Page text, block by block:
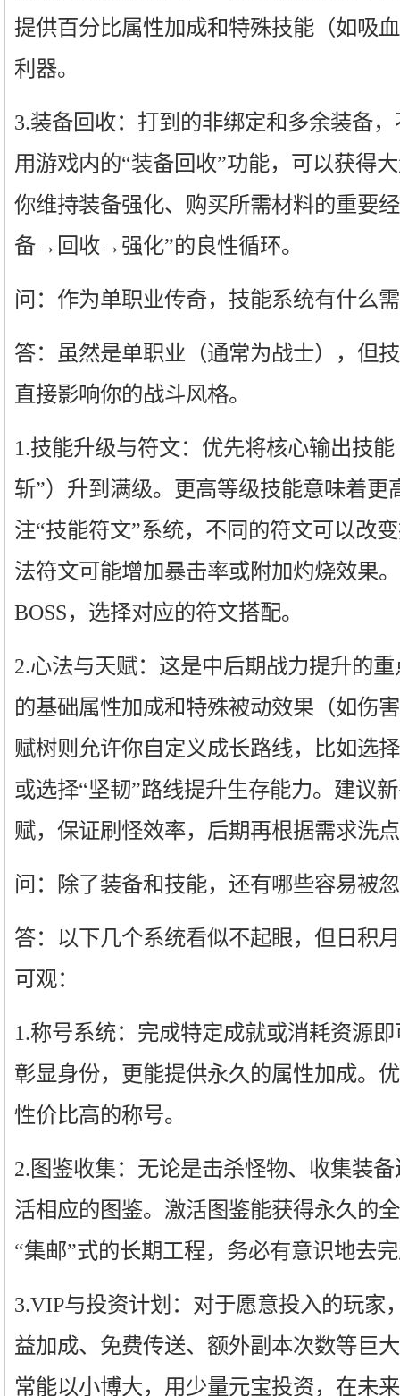
提供百分比属性加成和特殊技能（如吸
利器。
3.装备回收：打到的非绑定和多余装备
用游戏内的“装备回收”功能，可以获得
你维持装备强化、购买所需材料的重要
备→回收→强化”的良性循环。
问：作为单职业传奇，技能系统有什么
答：虽然是单职业（通常为战士），但
直接影响你的战斗风格。
1.技能升级与符文：优先将核心输出技
斩”）升到满级。更高等级技能意味着更
注“技能符文”系统，不同的符文可以改
法符文可能增加暴击率或附加灼烧效果
BOSS，选择对应的符文搭配。
2.心法与天赋：这是中后期战力提升的
的基础属性加成和特殊被动效果（如伤
赋树则允许你自定义成长路线，比如选
或选择“坚韧”路线提升生存能力。建议
赋，保证刷怪效率，后期再根据需求洗
问：除了装备和技能，还有哪些容易被
答：以下几个系统看似不起眼，但日积
可观：
1.称号系统：完成特定成就或消耗资源
彰显身份，更能提供永久的属性加成。
性价比高的称号。
2.图鉴收集：无论是击杀怪物、收集装
活相应的图鉴。激活图鉴能获得永久的
“集邮”式的长期工程，务必有意识地去
3.VIP与投资计划：对于愿意投入的玩家
益加成、免费传送、额外副本次数等巨
常能以小博大，用少量元宝投资，在未